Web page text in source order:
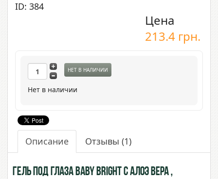
ID: 384
Цена
213.4 грн.
НЕТ В НАЛИЧИИ
Нет в наличии
Описание Отзывы (1)
Гель под глаза Baby Bright с Алоэ Вера ,